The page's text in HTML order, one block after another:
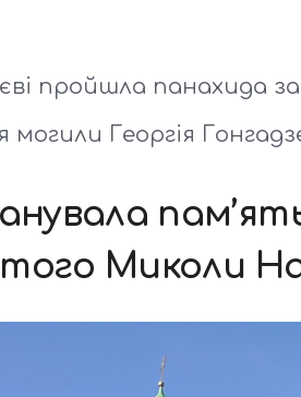
пройшла панахида за
могили Георгія
пам’ять
Миколи